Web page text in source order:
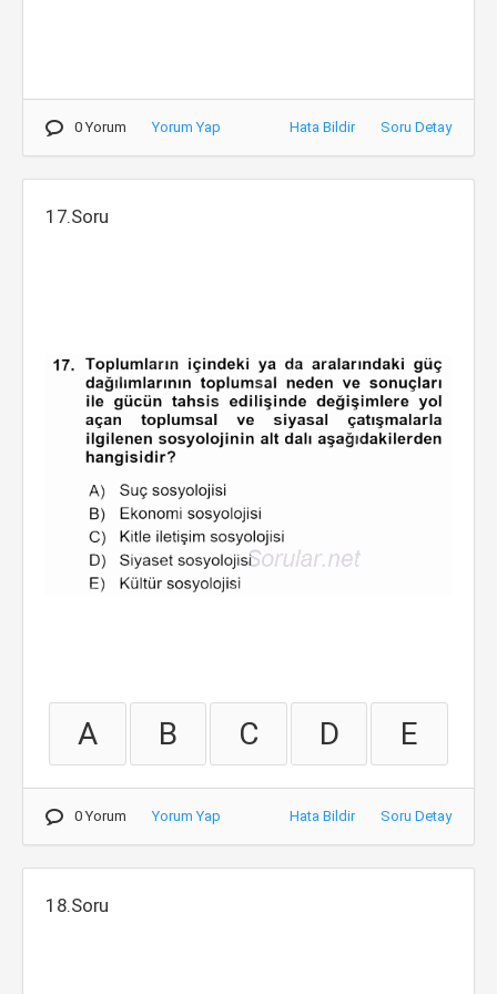
0 Yorum Yorum Yap Hata Bildir Soru Detay
17.Soru
A B C D E
0 Yorum Yorum Yap Hata Bildir Soru Detay
18.Soru